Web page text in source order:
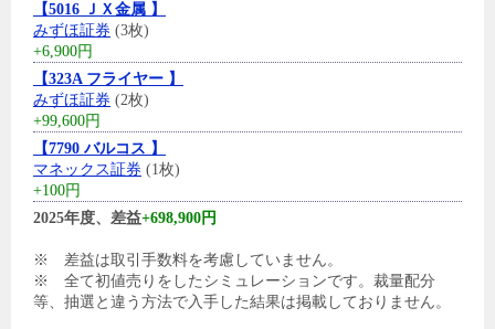
【5016 ＪＸ金属 】
みずほ証券 (3枚)
+6,900円
【323A フライヤー 】
みずほ証券 (2枚)
+99,600円
【7790 バルコス 】
マネックス証券 (1枚)
+100円
2025年度、差益+698,900円
※ 差益は取引手数料を考慮していません。
※ 全て初値売りをしたシミュレーションです。裁量配分
等、抽選と違う方法で入手した結果は掲載しておりません。